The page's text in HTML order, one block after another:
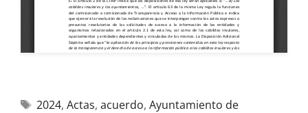
2024, Actas, acuerdo, Ayuntamiento de